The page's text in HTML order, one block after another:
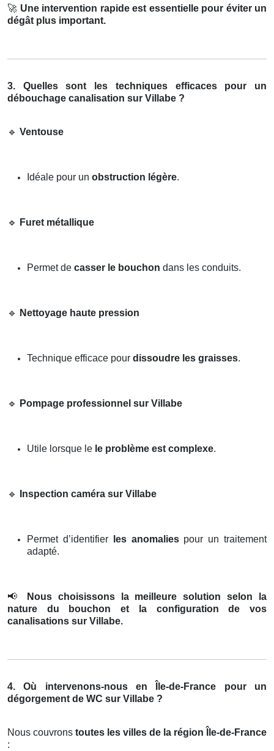
🚀 Une intervention rapide est essentielle pour éviter un
dégât plus important.
3. Quelles sont les techniques efficaces pour un
débouchage canalisation sur Villabe ?
🔹 Ventouse
Idéale pour un obstruction légère.
🔹 Furet métallique
Permet de casser le bouchon dans les conduits.
🔹 Nettoyage haute pression
Technique efficace pour dissoudre les graisses.
🔹 Pompage professionnel sur Villabe
Utile lorsque le le problème est complexe.
🔹 Inspection caméra sur Villabe
Permet d’identifier les anomaliespour un traitement
adapté.
📢
Nous choisissons la meilleure solution selon la
nature du bouchon et la configuration de vos
canalisations sur Villabe.
4. Où intervenons-nous en Île-de-France pour un
dégorgement de WC sur Villabe ?
Nous couvrons toutes les villes de la région Île-de-France
: